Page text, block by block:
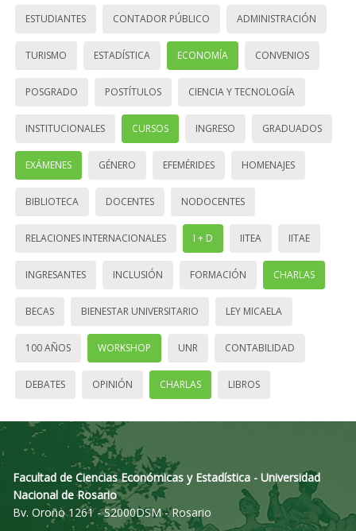
ESTUDIANTES CONTADOR PÚBLICO ADMINISTRACIÓN
TURISMO ESTADÍSTICA ECONOMÍA CONVENIOS
POSGRADO POSTÍTULOS CIENCIA Y TECNOLOGÍA
INSTITUCIONALES CURSOS INGRESO GRADUADOS
EXÁMENES GÉNERO EFEMÉRIDES HOMENAJES
BIBLIOTECA DOCENTES NODOCENTES
RELACIONES INTERNACIONALES I + D IITEA IITAE
INGRESANTES INCLUSIÓN FORMACIÓN CHARLAS
BECAS BIENESTAR UNIVERSITARIO LEY MICAELA
100 AÑOS WORKSHOP UNR CONTABILIDAD
DEBATES OPINIÓN CHARLAS LIBROS
Facultad de Ciencias Económicas y Estadística - Universidad
Nacional de Rosario
Bv. Oroño 1261 - S2000DSM - Rosario